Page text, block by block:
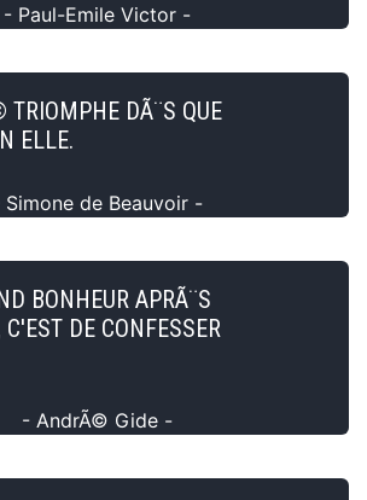
- Paul-Emile Victor -
TRIOMPHE DÃ¨S QUE
ELLE.
Simone de Beauvoir -
BONHEUR APRÃ¨S
DE CONFESSER
- AndrÃ© Gide -